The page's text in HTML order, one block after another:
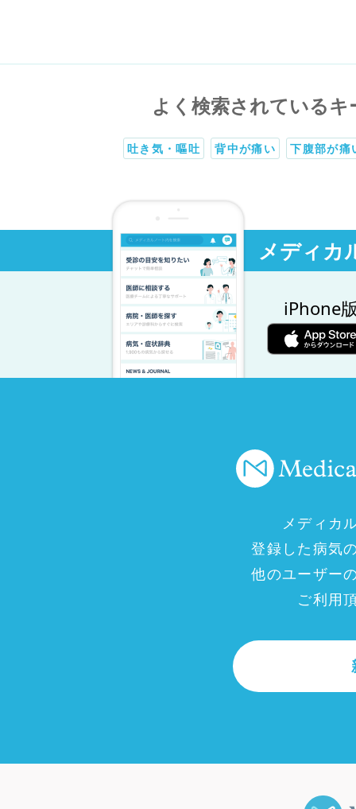
よく検索されているキ
吐き気・嘔吐 背中が痛い 下腹部が痛
メディカ
iPhone
メディカ
登録した病気
他のユーザー
ご利用